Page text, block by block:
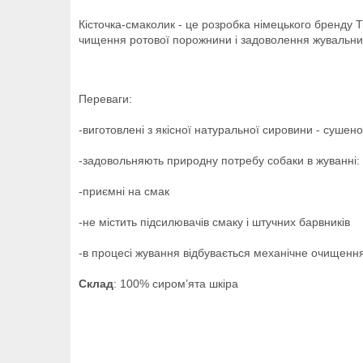
Кісточка-смаколик - це розробка німецького
чищення ротової порожнини і задоволення
Переваги:
-виготовлені з якісної натуральної сировини -
-задовольняють природну потребу собаки в
-приємні на смак
-не містить підсилювачів смаку і штучних барвників
-в процесі жування відбувається механічне
Склад: 100% сиром’ята шкіра